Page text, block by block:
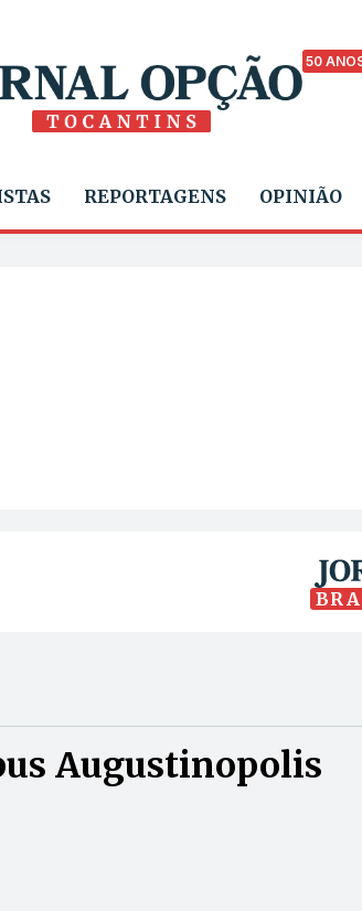
50
REPORTAGENS OPINIÃO
Augustinopolis